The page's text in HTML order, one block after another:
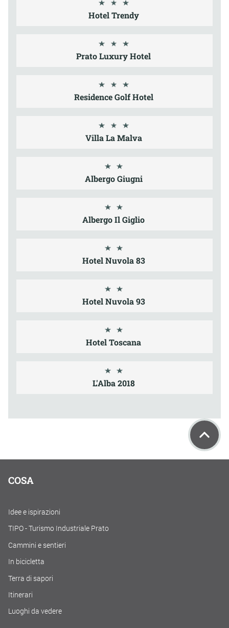
Hotel Trendy
Prato Luxury Hotel
Residence Golf Hotel
Villa La Malva
Albergo Giugni
Albergo Il Giglio
Hotel Nuvola 83
Hotel Nuvola 93
Hotel Toscana
L'Alba 2018
COSA
Idee e ispirazioni
TIPO - Turismo Industriale Prato
Cammini e sentieri
In bicicletta
Terra di sapori
Itinerari
Luoghi da vedere